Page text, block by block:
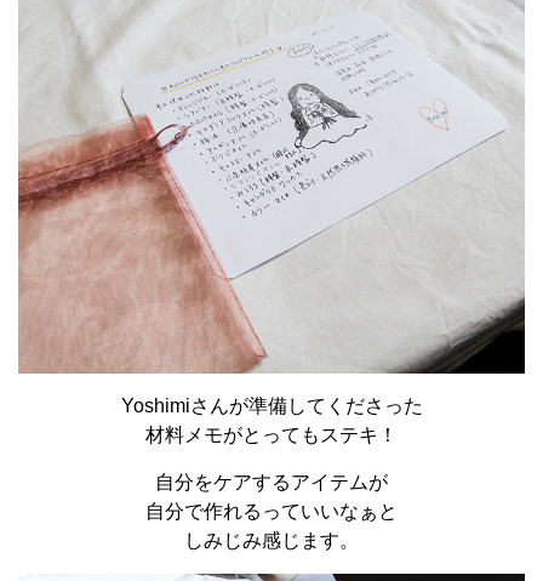
Yoshimiさんが準備してくださった
材料メモがとってもステキ！
自分をケアするアイテムが
自分で作れるっていいなぁと
しみじみ感じます。